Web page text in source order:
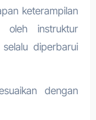
keterampilan
instruktur
diperbarui
dengan